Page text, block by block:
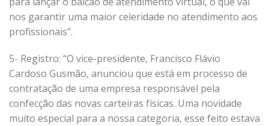
nos garantir uma maior celeridade no atendimento aos
profissionais”.
5- Registro: “O vice-presidente, Francisco Flávio
Cardoso Gusmão, anunciou que está em processo de
contratação de uma empresa responsável pela
confecção das novas carteiras físicas. Uma novidade
muito especial para a nossa categoria, esse feito estava